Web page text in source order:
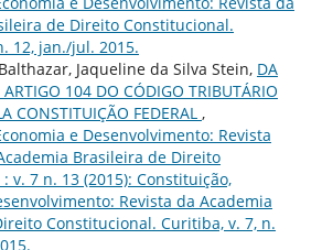
de Direito Constitucional.
12, jan./jul. 2015.
Jaqueline da Silva Stein, DA
ARTIGO 104 DO CÓDIGO TRIBUTÁRIO
CONSTITUIÇÃO FEDERAL ,
e Desenvolvimento: Revista
Brasileira de Direito
v. 7 n. 13 (2015): Constituição,
Revista da Academia
Constitucional. Curitiba, v. 7, n.